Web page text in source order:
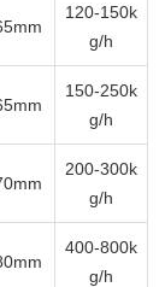
120-150k
g/h
150-250k
g/h
200-300k
g/h
400-800k
g/h